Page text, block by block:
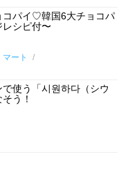
コパイ♡韓国6大チョコパ
シピ付〜
ート
使う「시원하다（シウ
う！